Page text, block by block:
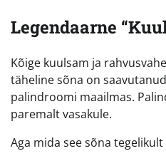
Legendaarne
Kõige kuulsam ja
täheline sõna on
palindroomi maailmas.
paremalt vasakule.
Aga mida see sõna